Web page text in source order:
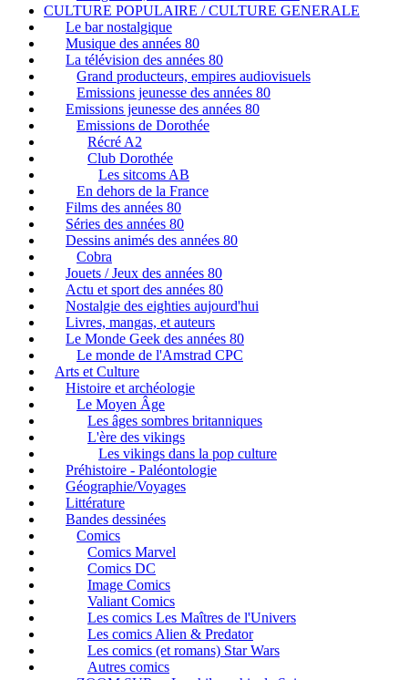
CULTURE POPULAIRE / CULTURE GENERALE
Le bar nostalgique
Musique des années 80
La télévision des années 80
Grand producteurs, empires audiovisuels
Emissions jeunesse des années 80
Emissions jeunesse des années 80
Emissions de Dorothée
Récré A2
Club Dorothée
Les sitcoms AB
En dehors de la France
Films des années 80
Séries des années 80
Dessins animés des années 80
Cobra
Jouets / Jeux des années 80
Actu et sport des années 80
Nostalgie des eighties aujourd'hui
Livres, mangas, et auteurs
Le Monde Geek des années 80
Le monde de l'Amstrad CPC
Arts et Culture
Histoire et archéologie
Le Moyen Âge
Les âges sombres britanniques
L'ère des vikings
Les vikings dans la pop culture
Préhistoire - Paléontologie
Géographie/Voyages
Littérature
Bandes dessinées
Comics
Comics Marvel
Comics DC
Image Comics
Valiant Comics
Les comics Les Maîtres de l'Univers
Les comics Alien & Predator
Les comics (et romans) Star Wars
Autres comics